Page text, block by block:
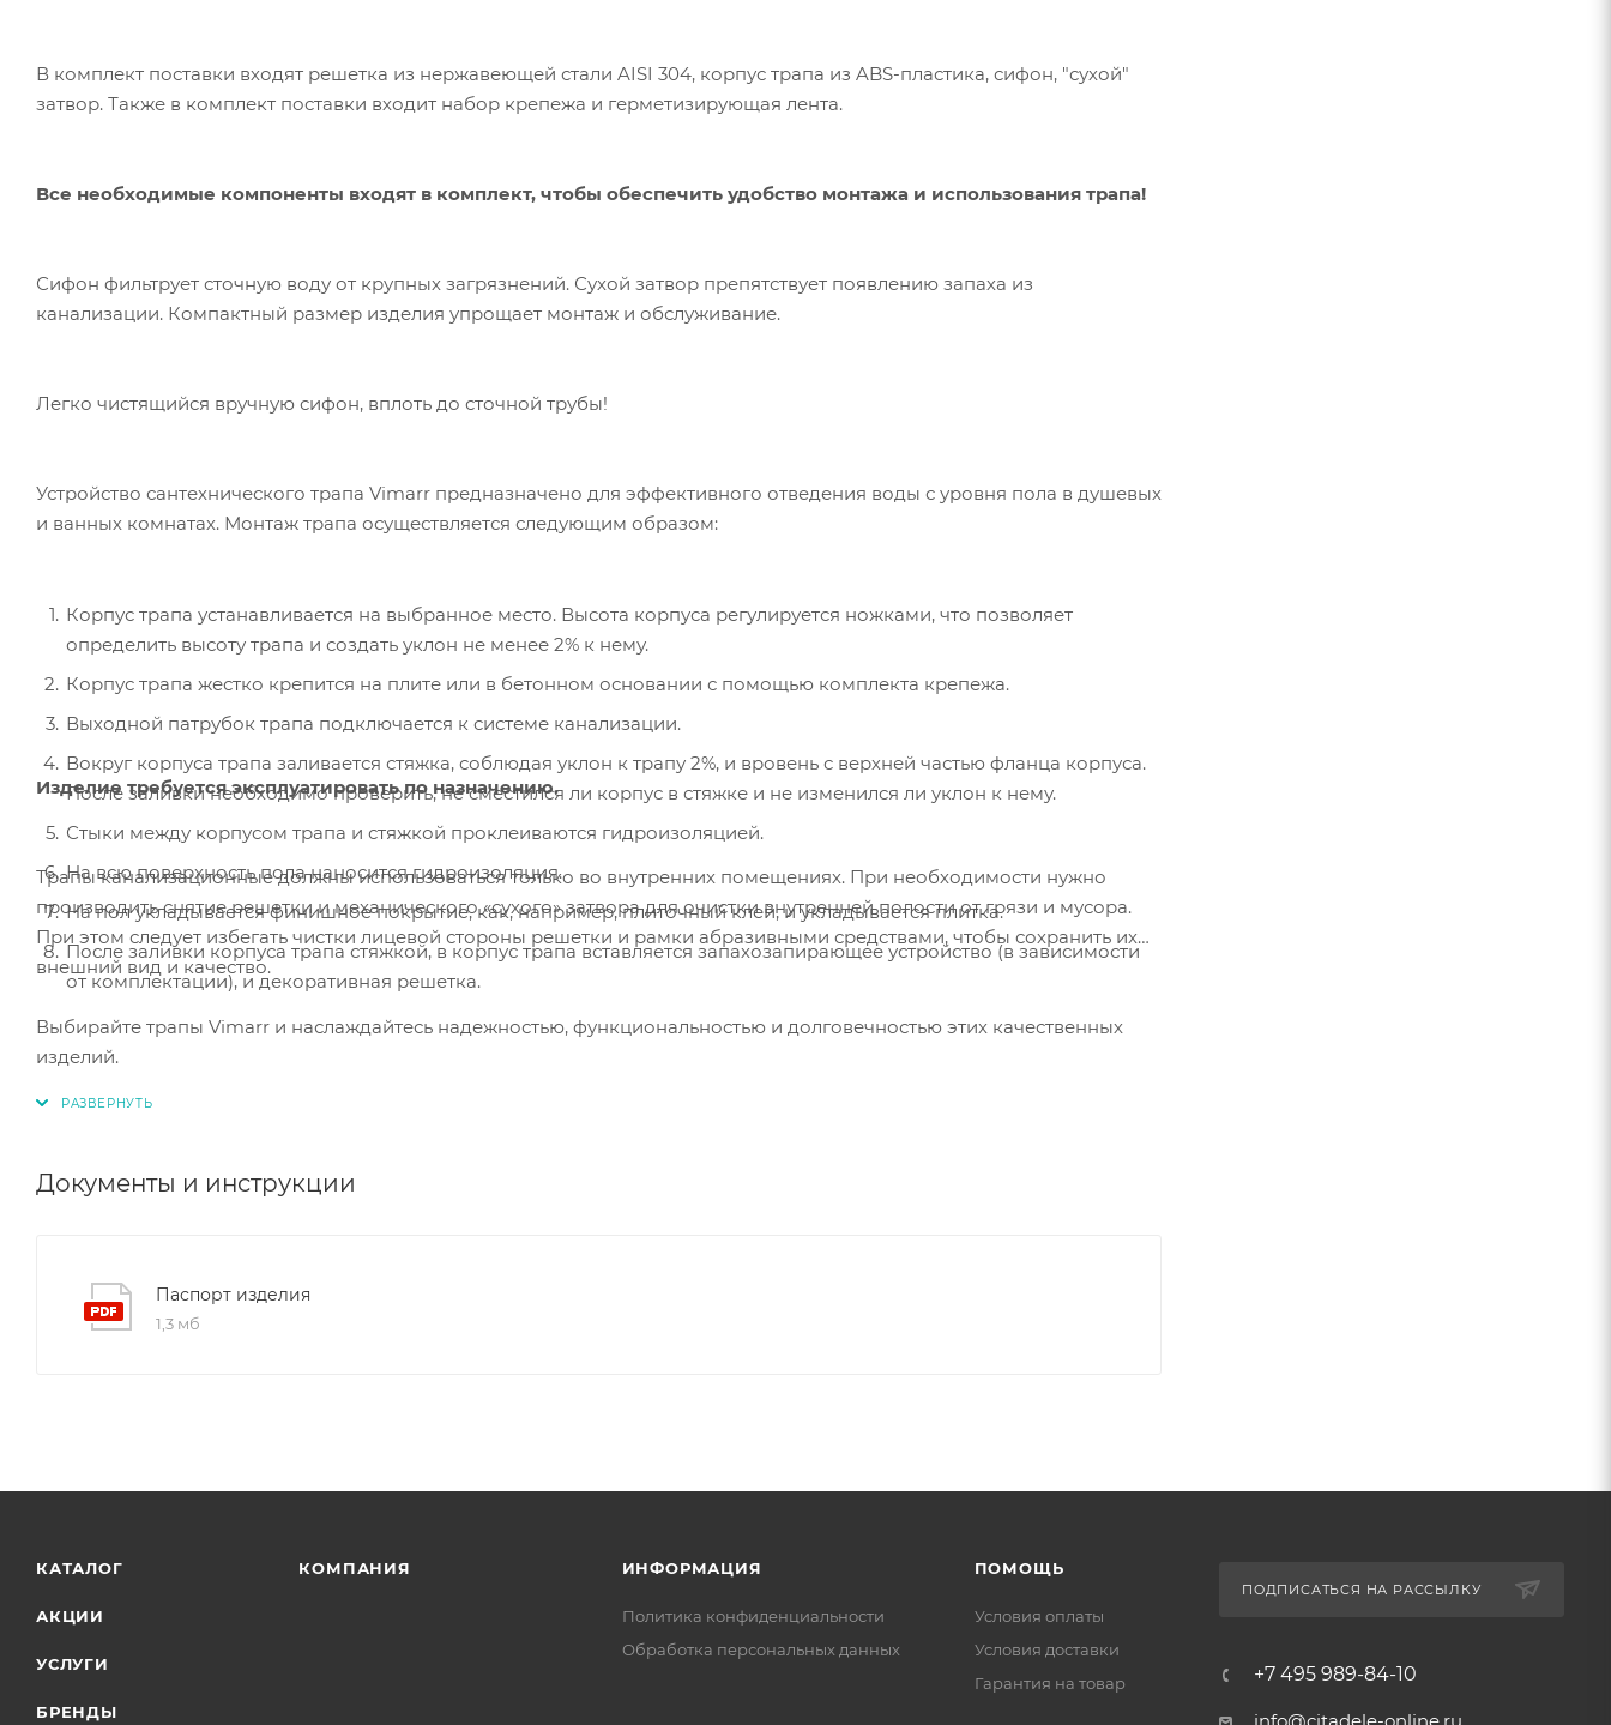
В комплект поставки входят решетка из нержавеющей стали AISI 304, корпус трапа из ABS-пластика, сифон, "сухой"
затвор. Также в комплект поставки входит набор крепежа и герметизирующая лента.
Все необходимые компоненты входят в комплект, чтобы обеспечить удобство монтажа и использования трапа!
Сифон фильтрует сточную воду от крупных загрязнений. Сухой затвор препятствует появлению запаха из
канализации. Компактный размер изделия упрощает монтаж и обслуживание.
Легко чистящийся вручную сифон, вплоть до сточной трубы!
Устройство сантехнического трапа Vimarr предназначено для эффективного отведения воды с уровня пола в душевых
и ванных комнатах. Монтаж трапа осуществляется следующим образом:
Корпус трапа устанавливается на выбранное место. Высота корпуса регулируется ножками, что позволяет
определить высоту трапа и создать уклон не менее 2% к нему.
Корпус трапа жестко крепится на плите или в бетонном основании с помощью комплекта крепежа.
Выходной патрубок трапа подключается к системе канализации.
Вокруг корпуса трапа заливается стяжка, соблюдая уклон к трапу 2%, и вровень с верхней частью фланца корпуса.
После заливки необходимо проверить, не сместился ли корпус в стяжке и не изменился ли уклон к нему.
Стыки между корпусом трапа и стяжкой проклеиваются гидроизоляцией.
На всю поверхность пола наносится гидроизоляция.
На пол укладывается финишное покрытие, как, например, плиточный клей, и укладывается плитка.
После заливки корпуса трапа стяжкой, в корпус трапа вставляется запахозапирающее устройство (в зависимости
от комплектации), и декоративная решетка.
Изделие требуется эксплуатировать по назначению.
Трапы канализационные должны использоваться только во внутренних помещениях. При необходимости нужно
производить снятие решетки и механического «сухого» затвора для очистки внутренней полости от грязи и мусора.
При этом следует избегать чистки лицевой стороны решетки и рамки абразивными средствами, чтобы сохранить их
внешний вид и качество.
Выбирайте трапы Vimarr и наслаждайтесь надежностью, функциональностью и долговечностью этих качественных
изделий.
Документы и инструкции
Паспорт изделия
1,3 мб
КАТАЛОГ
АКЦИИ
УСЛУГИ
БРЕНДЫ
КОМПАНИЯ ИНФОРМАЦИЯ
Политика конфиденциальности
Обработка персональных данных
ПОМОЩЬ
Условия оплаты
Условия доставки
Гарантия на товар
ПОДПИСАТЬСЯ НА РАССЫЛКУ
+7 495 989-84-10